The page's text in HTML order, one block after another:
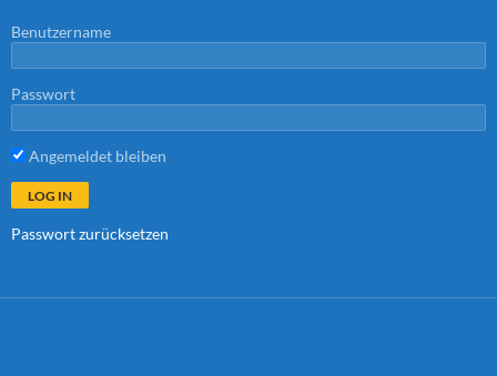
Benutzername
Passwort
Angemeldet bleiben
Passwort zurücksetzen